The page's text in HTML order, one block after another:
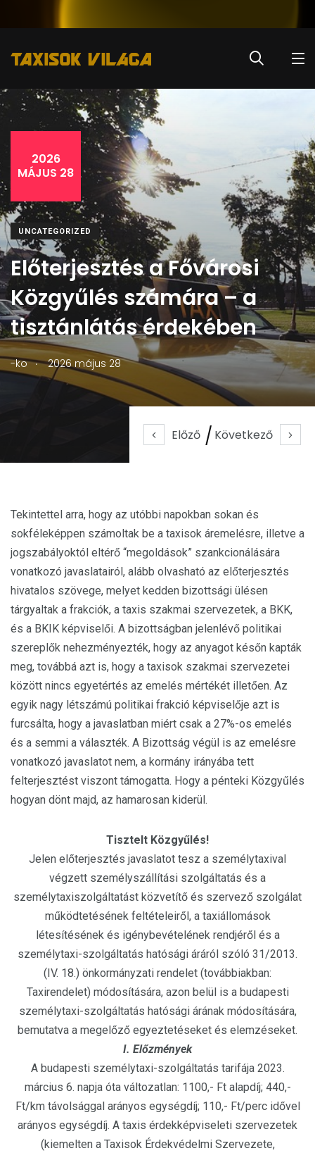
Előző Következő
2026
MÁJUS 28
UNCATEGORIZED
Előterjesztés a Fővárosi
Közgyűlés számára – a
tisztánlátás érdekében
-ko . 2026 május 28
Tekintettel arra, hogy az utóbbi napokban sokan és
sokféleképpen számoltak be a taxisok áremelésre, illetve a
jogszabályoktól eltérő “megoldások” szankcionálására
vonatkozó javaslatairól, alább olvasható az előterjesztés
hivatalos szövege, melyet kedden bizottsági ülésen
tárgyaltak a frakciók, a taxis szakmai szervezetek, a BKK,
és a BKIK képviselői. A bizottságban jelenlévő politikai
szereplők nehezményezték, hogy az anyagot későn kapták
meg, továbbá azt is, hogy a taxisok szakmai szervezetei
között nincs egyetértés az emelés mértékét illetően. Az
egyik nagy létszámú politikai frakció képviselője azt is
furcsálta, hogy a javaslatban miért csak a 27%-os emelés
és a semmi a választék. A Bizottság végül is az emelésre
vonatkozó javaslatot nem, a kormány irányába tett
felterjesztést viszont támogatta. Hogy a pénteki Közgyűlés
hogyan dönt majd, az hamarosan kiderül.
Tisztelt Közgyűlés!
Jelen előterjesztés javaslatot tesz a személytaxival
végzett személyszállítási szolgáltatás és a
személytaxiszolgáltatást közvetítő és szervező szolgálat
működtetésének feltételeiről, a taxiállomások
létesítésének és igénybevételének rendjéről és a
személytaxi-szolgáltatás hatósági áráról szóló 31/2013.
(IV. 18.) önkormányzati rendelet (továbbiakban:
Taxirendelet) módosítására, azon belül is a budapesti
személytaxi-szolgáltatás hatósági árának módosítására,
bemutatva a megelőző egyeztetéseket és elemzéseket.
I. Előzmények
A budapesti személytaxi-szolgáltatás tarifája 2023.
március 6. napja óta változatlan: 1100,- Ft alapdíj; 440,-
Ft/km távolsággal arányos egységdíj; 110,- Ft/perc idővel
arányos egységdíj. A taxis érdekképviseleti szervezetek
(kiemelten a Taxisok Érdekvédelmi Szervezete,